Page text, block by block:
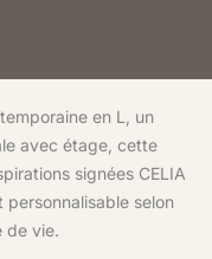
en L, un
avec étage, cette
signées CELIA
selon
de vie.